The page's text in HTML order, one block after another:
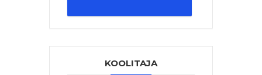
KOOLITAJA